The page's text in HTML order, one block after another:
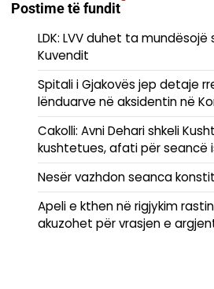
Postime të fundit
LDK: LVV duhet ta
Kuvendit
Spitali i Gjakovës jep detaje
lënduarve në aksidentin në
Cakolli: Avni Dehari shkeli
kushtetues, afati për seancë
Nesër vazhdon seanca
Apeli e kthen në rigjykim
akuzohet për vrasjen e